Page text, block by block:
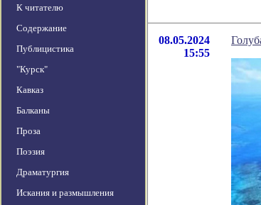
К читателю
Содержание
Публицистика
"Курск"
Кавказ
Балканы
Проза
Поэзия
Драматургия
Искания и размышления
08.05.2024
15:55